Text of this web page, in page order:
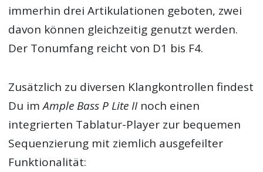
immerhin drei Artikulationen geboten, zwei
davon können gleichzeitig genutzt werden.
Der Tonumfang reicht von D1 bis F4.
Zusätzlich zu diversen Klangkontrollen findest
Du imAmple Bass P Lite IInoch einen
integrierten Tablatur-Player zur bequemen
Sequenzierung mit ziemlich ausgefeilter
Funktionalität: